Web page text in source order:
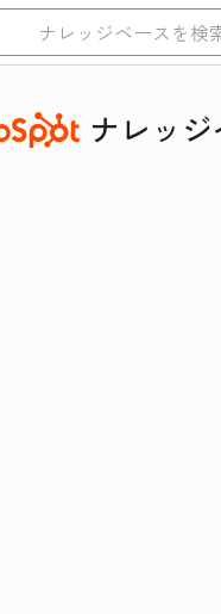
ナレッ